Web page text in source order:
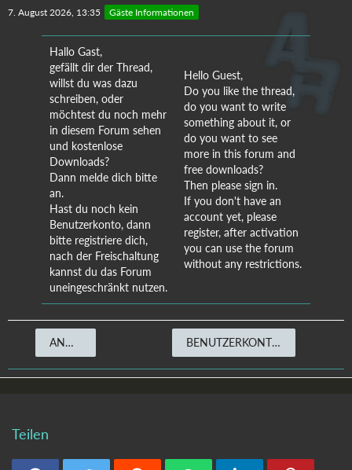
7. August 2026, 13:35 Gäste Informationen
Hallo Gast,
gefällt dir der Thread,
willst du was dazu
schreiben, oder
möchtest du noch mehr
in diesem Forum sehen
und kostenlose
Downloads?
Dann melde dich bitte
an.
Hast du noch kein
Benutzerkonto, dann
bitte registriere dich,
nach der Freischaltung
kannst du das Forum
uneingeschränkt nutzen.
Hello Guest,
Do you like the thread,
do you want to write
something about it, or
do you want to see
more in this forum and
free downloads?
Then please sign in.
If you don't have an
account yet, please
register, after activation
you can use the forum
without any restrictions.
ANMELDEN BENUTZERKONTO ERSTELLEN
Teilen